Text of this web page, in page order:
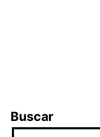
Buscar